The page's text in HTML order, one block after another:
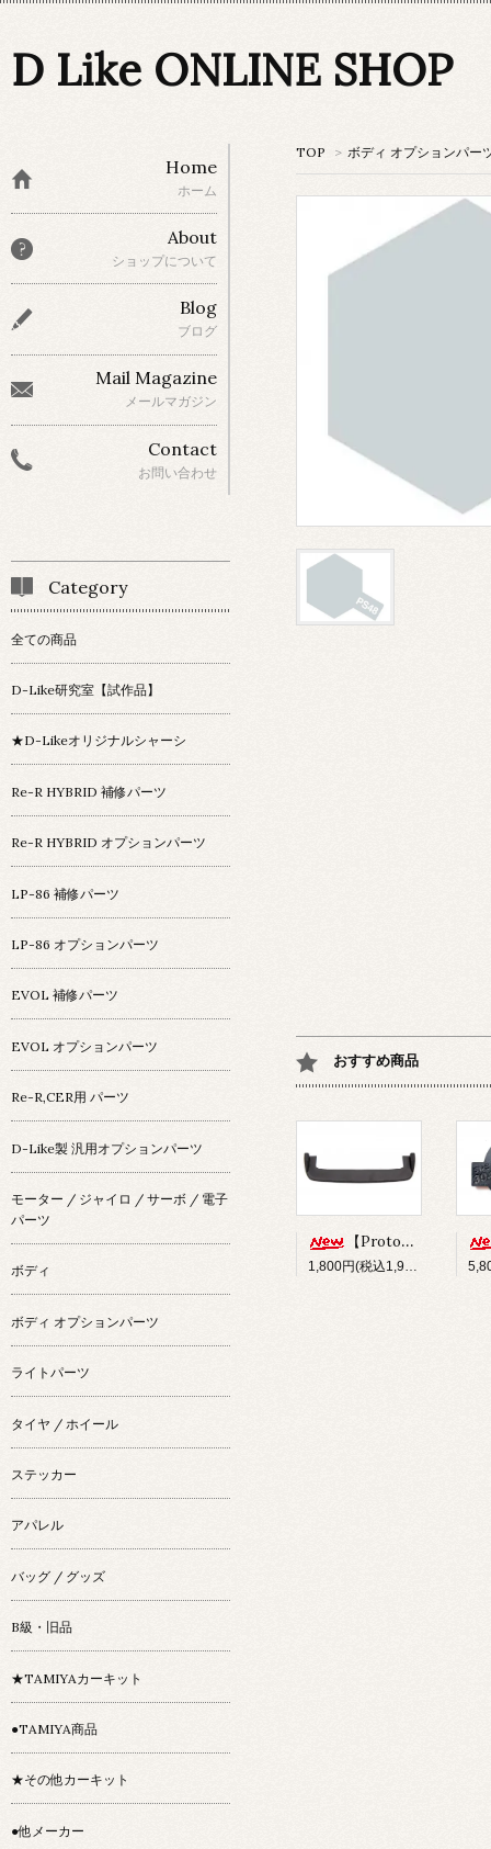
D Like ONLINE SHOP
TOP > ボディ オプションパー
おすすめ商品
【Prototype34】フロントディフューザー
1,800円(税込1,980円)
Home
ホーム
About
ショップについて
Blog
ブログ
Mail Magazine
メールマガジン
Contact
お問い合わせ
Category
全ての商品
D-Like研究室【試作品】
★D-Likeオリジナルシャーシ
Re-R HYBRID 補修パーツ
Re-R HYBRID オプションパーツ
LP-86 補修パーツ
LP-86 オプションパーツ
EVOL 補修パーツ
EVOL オプションパーツ
Re-R,CER用 パーツ
D-Like製 汎用オプションパーツ
モーター / ジャイロ / サーボ / 電子
パーツ
ボディ
ボディ オプションパーツ
ライトパーツ
タイヤ / ホイール
ステッカー
アパレル
バッグ / グッズ
B級・旧品
★TAMIYAカーキット
●TAMIYA商品
★その他カーキット
●他メーカー